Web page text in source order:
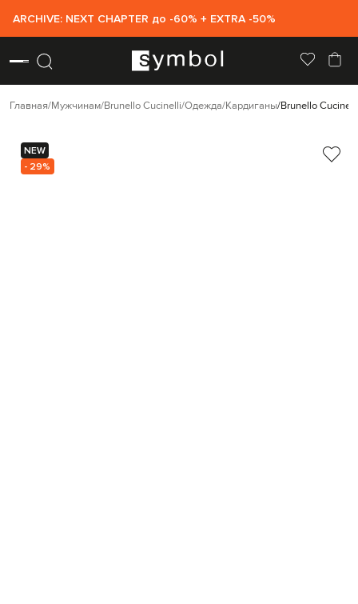
ARCHIVE: NEXT CHAPTER до -60% + EXTRA -50%
Главная Мужчинам Brunello Cucinelli Одежда Кардиганы Brunello
NEW
- 29%